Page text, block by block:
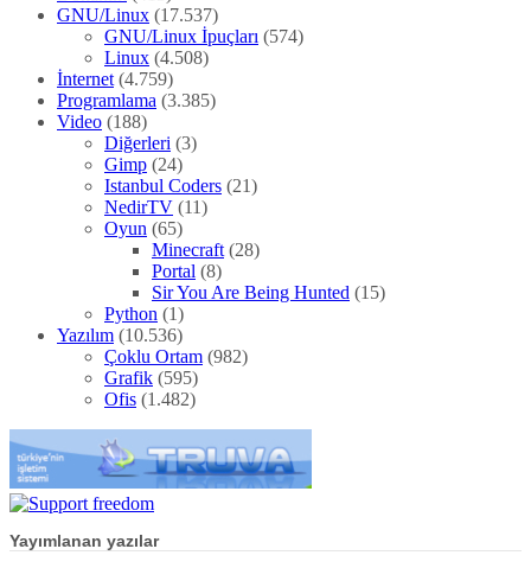
GNU/Linux (17.537)
GNU/Linux İpuçları (574)
Linux (4.508)
İnternet (4.759)
Programlama (3.385)
Video (188)
Diğerleri (3)
Gimp (24)
Istanbul Coders (21)
NedirTV (11)
Oyun (65)
Minecraft (28)
Portal (8)
Sir You Are Being Hunted (15)
Python (1)
Yazılım (10.536)
Çoklu Ortam (982)
Grafik (595)
Ofis (1.482)
Yayımlanan yazılar